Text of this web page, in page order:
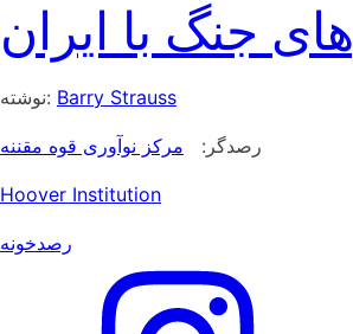
جنگ با ایران
نوشته: Barry Strauss
رصدگر: مرکز نوآوری قوه مقننه
Hoover Institution
رصدخونه